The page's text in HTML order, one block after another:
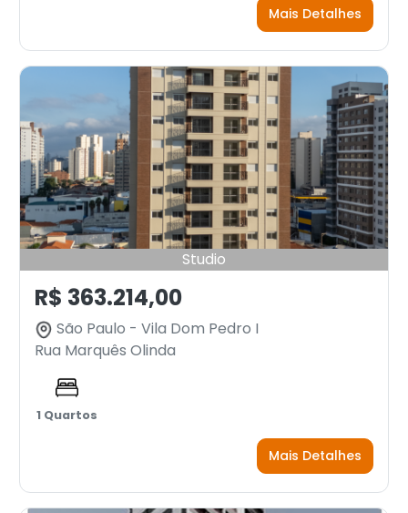
Mais Detalhes
Studio
R$ 363.214,00
São Paulo - Vila Dom Pedro I
Rua Marquês Olinda
1 Quartos
Mais Detalhes